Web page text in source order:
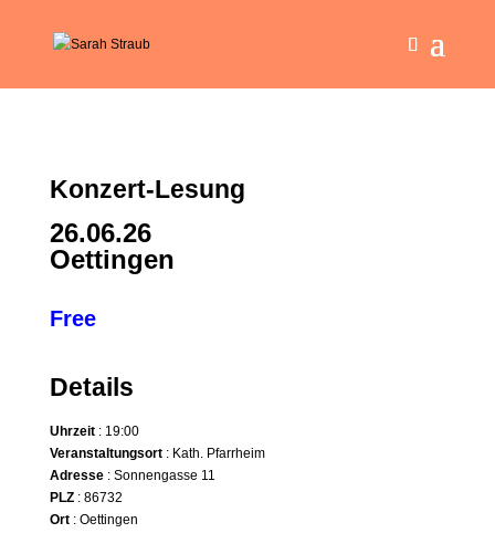
Konzert-Lesung
26.06.26
Oettingen
Free
Details
Uhrzeit: 19:00
Veranstaltungsort: Kath. Pfarrheim
Adresse: Sonnengasse 11
PLZ: 86732
Ort: Oettingen